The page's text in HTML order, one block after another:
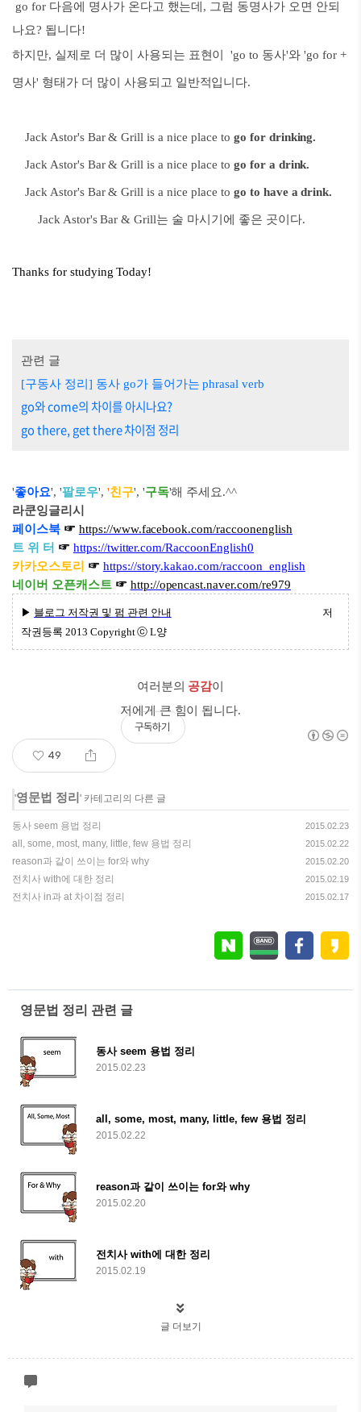
go for 다음에 명사가 온다고 했는데, 그럼 동명사가 오면 안되
나요? 됩니다!
하지만, 실제로 더 많이 사용되는 표현이
'go to 동사'와 'go for +
명사' 형태가 더 많이 사용되고 일반적입니다.
Jack Astor's Bar & Grill is a nice place to go for drinking.
Jack Astor's Bar & Grill is a nice place to go for a drink.
Jack Astor's Bar & Grill is a nice place to go to have a drink.
Jack Astor's Bar & Grill는 술 마시기에 좋은 곳이다.
Thanks for studying Today!
관련 글
[구동사 정리] 동사 go가 들어가는 phrasal verb
go와 come의 차이를 아시나요?
go there, get there 차이점 정리
'좋아요', '팔로우', '친구', '구독'해 주세요.^^
라쿤잉글리시
페이스북 ☞ https://www.facebook.com/raccoonenglish
트 위 터 ☞ https://twitter.com/RaccoonEnglish0
카카오스토리 ☞ https://story.kakao.com/raccoon_english
네이버 오픈캐스트 ☞ http://opencast.naver.com/re979
▶ 블로그 저작권 및 펌 관련 안내
저
작권등록 2013 Copyright ⓒ L양
여러분의 공감이
저에게 큰 힘이 됩니다.
49
구독하기
'영문법 정리 ' 카테고리의 다른 글
동사 seem 용법 정리 2015.02.23
all, some, most, many, little, few 용법 정리 2015.02.22
reason과 같이 쓰이는 for와 why 2015.02.20
전치사 with에 대한 정리 2015.02.19
전치사 in과 at 차이점 정리 2015.02.17
영문법 정리 관련 글
동사 seem 용법 정리
2015.02.23
all, some, most, many, little, few 용법 정리
2015.02.22
reason과 같이 쓰이는 for와 why
2015.02.20
전치사 with에 대한 정리
2015.02.19
글 더보기